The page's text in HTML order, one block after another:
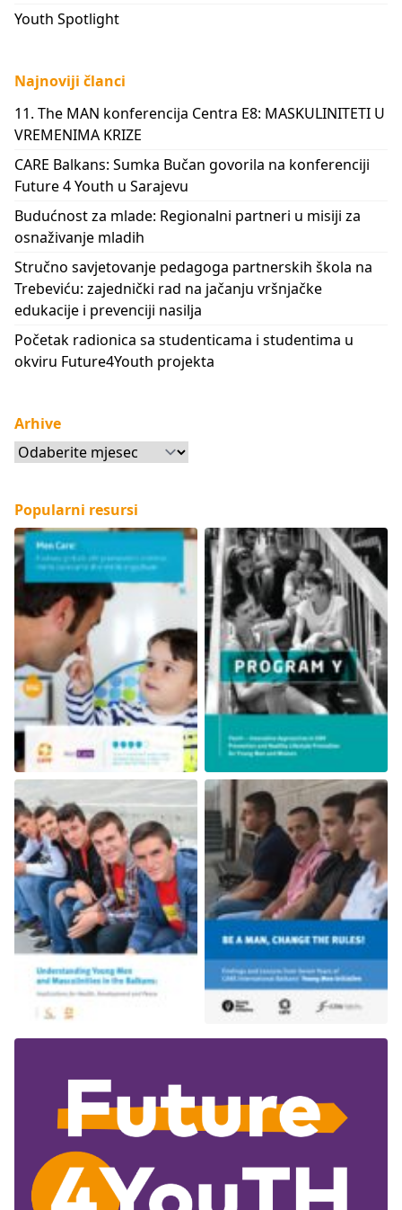
Youth Spotlight
Najnoviji članci
11. The MAN konferencija Centra E8: MASKULINITETI U
VREMENIMA KRIZE
CARE Balkans: Sumka Bučan govorila na konferenciji
Future 4 Youth u Sarajevu
Budućnost za mlade: Regionalni partneri u misiji za
osnaživanje mladih
Stručno savjetovanje pedagoga partnerskih škola na
Trebeviću: zajednički rad na jačanju vršnjačke
edukacije i prevenciji nasilja
Početak radionica sa studenticama i studentima u
okviru Future4Youth projekta
Arhive
Arhive
Popularni resursi